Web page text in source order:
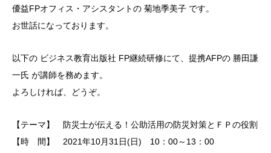
優益FPオフィス・アシスタントの 菊地季美子 です。
お世話になっております。
以下の ビジネス教育出版社 FP継続研修にて、提携AFPの 勝田謙
一氏 が講師を務めます。
よろしければ、どうぞ。
【テーマ】 防災士が伝える！公助活用の防災対策とＦＰの役割
【時 間】 2021年10月31日(日) 10：00～13：00